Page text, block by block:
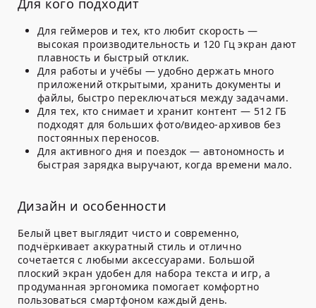
Для кого подходит
Для геймеров и тех, кто любит скорость —
высокая производительность и 120 Гц экран дают
плавность и быстрый отклик.
Для работы и учёбы — удобно держать много
приложений открытыми, хранить документы и
файлы, быстро переключаться между задачами.
Для тех, кто снимает и хранит контент — 512 ГБ
подходят для больших фото/видео-архивов без
постоянных переносов.
Для активного дня и поездок — автономность и
быстрая зарядка выручают, когда времени мало.
Дизайн и особенности
Белый цвет выглядит чисто и современно,
подчёркивает аккуратный стиль и отлично
сочетается с любыми аксессуарами. Большой
плоский экран удобен для набора текста и игр, а
продуманная эргономика помогает комфортно
пользоваться смартфоном каждый день.